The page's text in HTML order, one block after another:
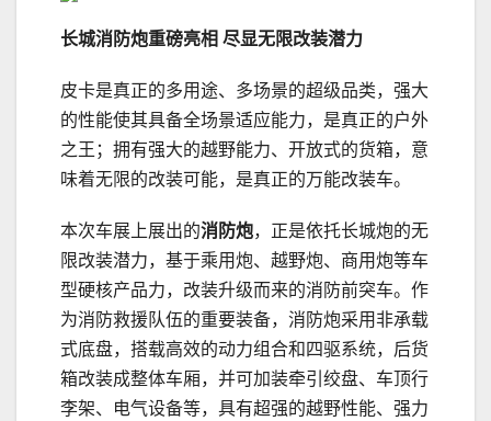
长城消防炮重磅亮相 尽显无限改装潜力
皮卡是真正的多用途、多场景的超级品类，强大
的性能使其具备全场景适应能力，是真正的户外
之王；拥有强大的越野能力、开放式的货箱，意
味着无限的改装可能，是真正的万能改装车。
本次车展上展出的消防炮，正是依托长城炮的无
限改装潜力，基于乘用炮、越野炮、商用炮等车
型硬核产品力，改装升级而来的消防前突车。作
为消防救援队伍的重要装备，消防炮采用非承载
式底盘，搭载高效的动力组合和四驱系统，后货
箱改装成整体车厢，并可加装牵引绞盘、车顶行
李架、电气设备等，具有超强的越野性能、强力